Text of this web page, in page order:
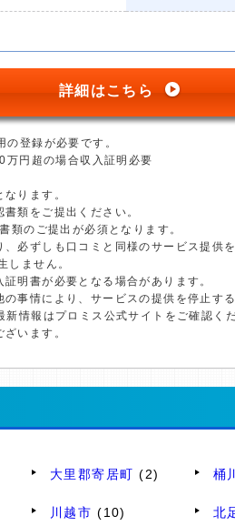
詳細はこちら
登録が必要です。
円超の場合収入証明必要
ります。
類をご提出ください。
類のご提出が必須となります。
必ずしも口コミと同様のサービス提供
しません。
明書が必要となる場合があります。
事情により、サービスの提供を停止す
情報はプロミス公式サイトをご確認く
います。
大里郡寄居町 (2) 桶
川越市 (10) 北